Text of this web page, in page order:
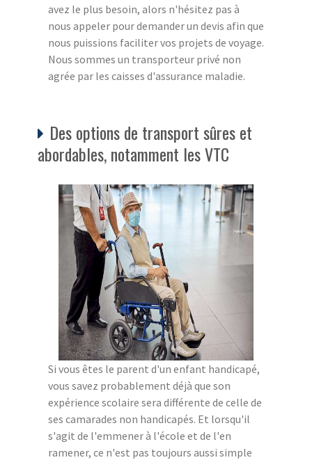
avez le plus besoin, alors n'hésitez pas à
nous appeler pour demander un devis afin que
nous puissions faciliter vos projets de voyage.
Nous sommes un transporteur privé non
agrée par les caisses d'assurance maladie.
Des options de transport sûres et
abordables, notamment les VTC
Si vous êtes le parent d'un enfant handicapé,
vous savez probablement déjà que son
expérience scolaire sera différente de celle de
ses camarades non handicapés. Et lorsqu'il
s'agit de l'emmener à l'école et de l'en
ramener, ce n'est pas toujours aussi simple